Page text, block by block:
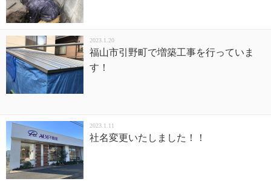
福山市引野町で増築工事を行っていま
す！
2023.1.20
社名変更いたしました！！
2023.1.11